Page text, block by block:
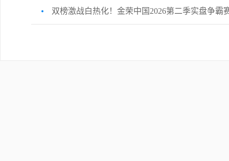
双榜激战白热化！金荣中国2026第二季实盘争霸